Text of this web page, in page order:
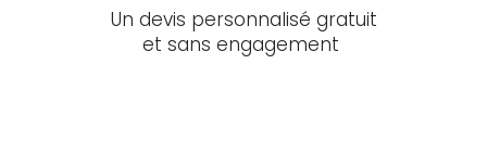
Un devis personnalisé gratuit
et sans engagement